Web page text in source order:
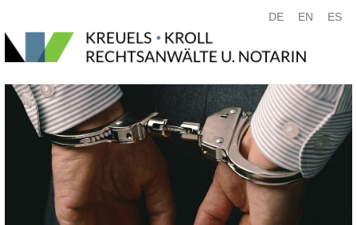
DE EN ES